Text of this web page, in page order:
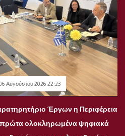
Αυγούστου 2026 22:23
Έργων η Περιφέρεια
πρώτα ολοκληρωμένα ψηφιακά